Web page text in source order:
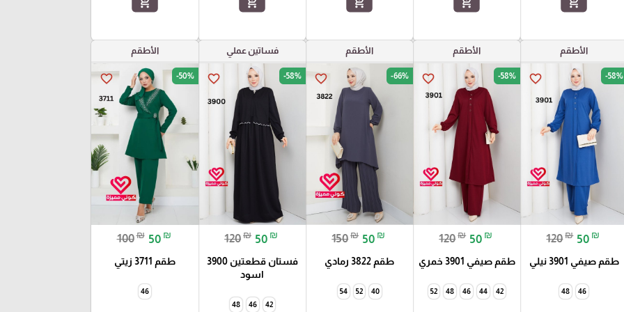
الأطقم
favorite_border -58%
120₪ 50 ₪
طقم صيفي 3901 نيلي
46
48
الأطقم
favorite_border -58%
120₪ 50 ₪
طقم صيفي 3901 خمري
42
44
46
48
52
الأطقم
favorite_border -66%
150₪ 50 ₪
طقم 3822 رمادي
40
52
54
فساتين عملي
favorite_border -58%
120₪ 50 ₪
فستان قطعتين 3900
اسود
42
46
48
الأطقم
favorite_border -50%
100₪ 50 ₪
طقم 3711 زيتي
46